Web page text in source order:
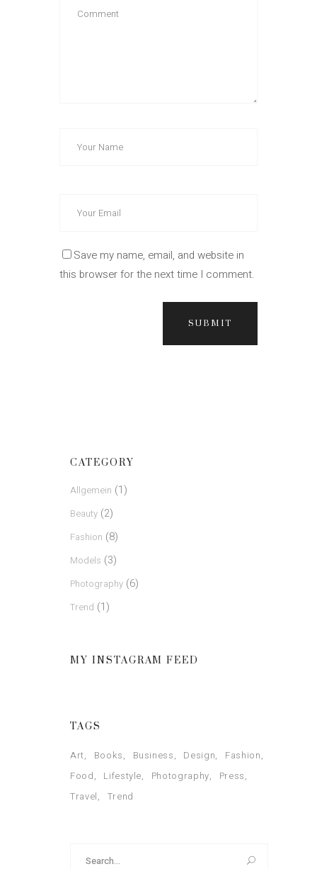
Save my name, email, and website in
this browser for the next time I comment.
SUBMIT
CATEGORY
Allgemein (1)
Beauty (2)
Fashion (8)
Models (3)
Photography (6)
Trend (1)
MY INSTAGRAM FEED
TAGS
Art Books Business Design
Fashion
Food
Lifestyle Photography
Press
Travel
Trend